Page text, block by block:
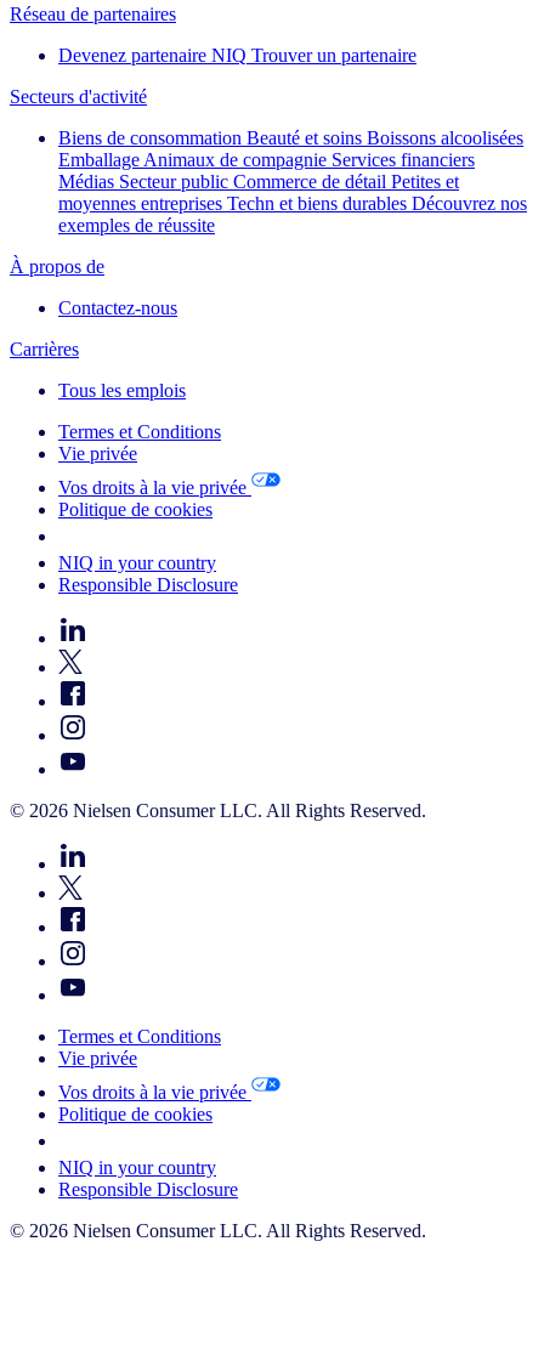
Réseau de partenaires
Devenez partenaire NIQ Trouver un partenaire
Secteurs d'activité
Biens de consommation Beauté et soins Boissons alcoolisées
Emballage Animaux de compagnie Services financiers
Médias Secteur public Commerce de détail Petites et
moyennes entreprises Techn et biens durables Découvrez nos
exemples de réussite
À propos de
Contactez-nous
Carrières
Tous les emplois
Termes et Conditions
Vie privée
Vos droits à la vie privée
Politique de cookies
NIQ in your country
Responsible Disclosure
© 2026 Nielsen Consumer LLC. All Rights Reserved.
Termes et Conditions
Vie privée
Vos droits à la vie privée
Politique de cookies
NIQ in your country
Responsible Disclosure
© 2026 Nielsen Consumer LLC. All Rights Reserved.